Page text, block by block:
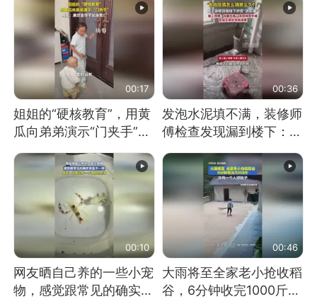
到又舞又武的？
00:17
姐姐的“硬核教育”，用黄
瓜向弟弟演示“门夹手”，
网友：果然言传不如身
教！
00:36
发泡水泥填不满，装修师
傅检查发现漏到楼下：出
风口未延伸到外墙
00:10
网友晒自己养的一些小宠
物，感觉跟常见的确实有
00:46
大雨将至全家老小抢收稻
谷，6分钟收完1000斤，